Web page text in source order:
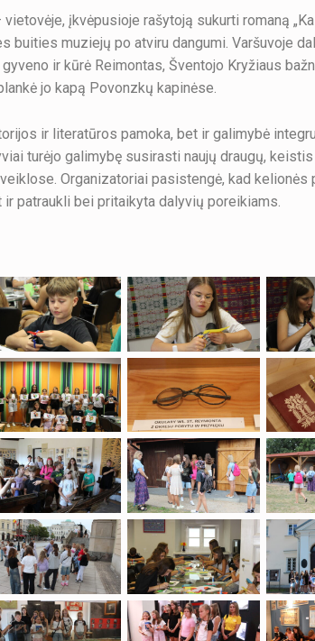
įkvėpusioje rašytoją sukurti romaną
buities muziejų po atviru dangumi. Varšuvoje
ir kūrė Reimontas, Šventojo Kryžiaus
jo kapą Povonzkų kapinėse.
ir literatūros pamoka, bet ir galimybė
turėjo galimybę susirasti naujų draugų,
Organizatoriai pasistengė, kad kelionės
patraukli bei pritaikyta dalyvių poreikiams.